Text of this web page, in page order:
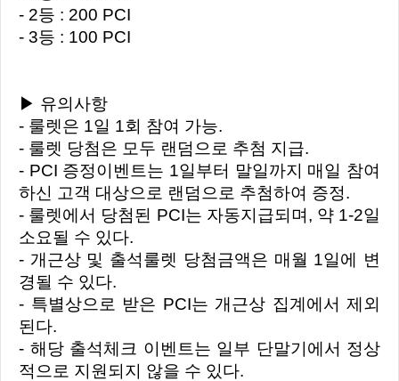
- 2등 : 200 PCI
- 3등 : 100 PCI
▶ 유의사항
- 룰렛은 1일 1회 참여 가능.
- 룰렛 당첨은 모두 랜덤으로 추첨 지급.
- PCI 증정이벤트는 1일부터 말일까지 매일 참여
하신 고객 대상으로 랜덤으로 추첨하여 증정.
- 룰렛에서 당첨된 PCI는 자동지급되며, 약 1-2일
소요될 수 있다.
- 개근상 및 출석룰렛 당첨금액은 매월 1일에 변
경될 수 있다.
- 특별상으로 받은 PCI는 개근상 집계에서 제외
된다.
- 해당 출석체크 이벤트는 일부 단말기에서 정상
적으로 지원되지 않을 수 있다.